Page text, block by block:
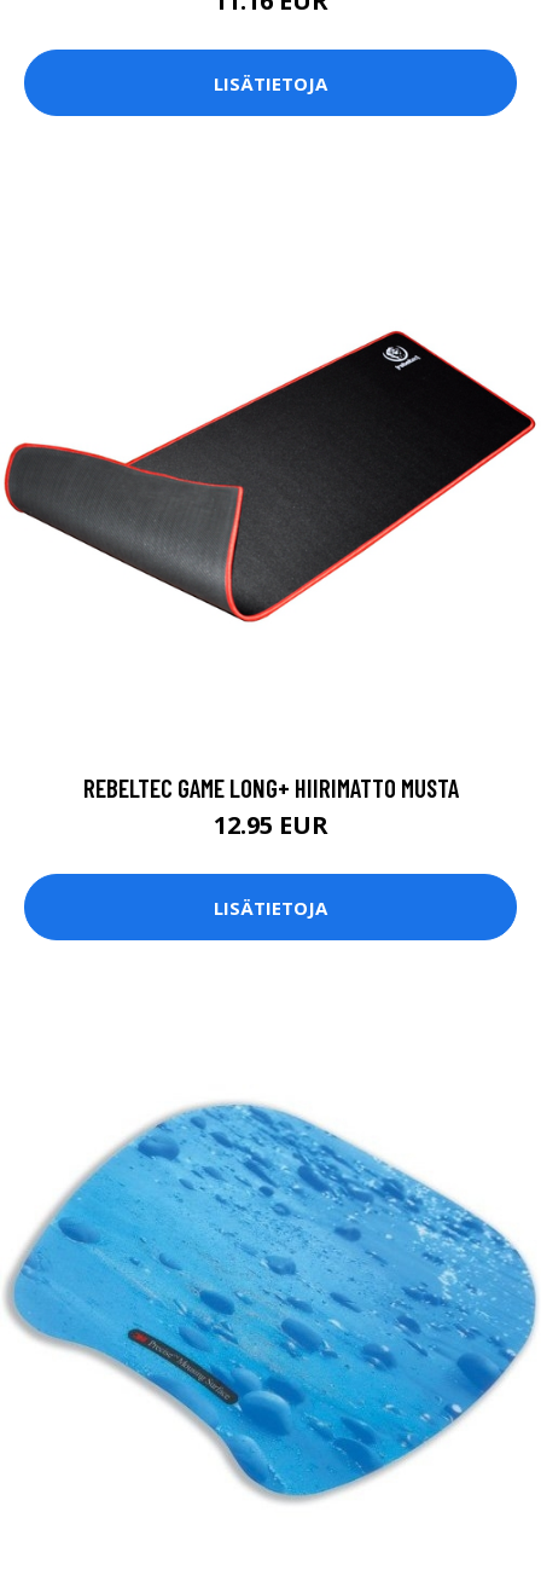
LISÄTIETOJA
REBELTEC GAME LONG+ HIIRIMATTO MUSTA
12.95 EUR
LISÄTIETOJA